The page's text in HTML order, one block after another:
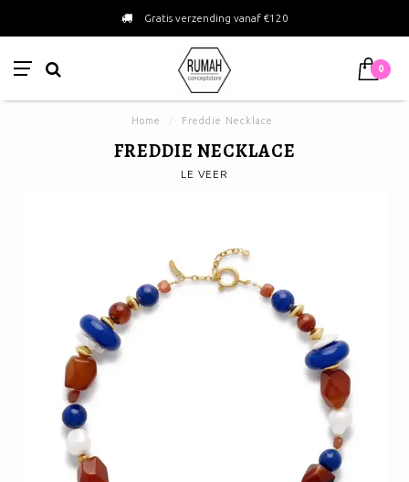
Gratis verzending vanaf €120
0
Home Freddie Necklace
FREDDIE NECKLACE
LE VEER